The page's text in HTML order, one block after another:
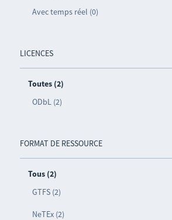
Avec temps réel (0)
LICENCES
Toutes (2)
ODbL (2)
FORMAT DE RESSOURCE
Tous (2)
GTFS (2)
NeTEx (2)